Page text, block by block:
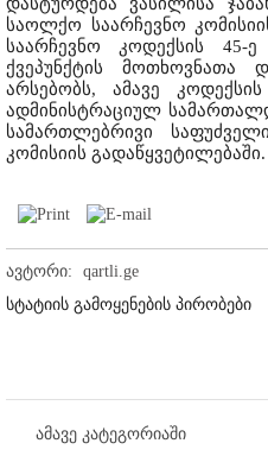
საოლქო საარჩევნო
საარჩევნო კოდექსის 45-
ქვეპუნქტის მოთხოვნათა
არსებობს, ამავე
ადმინისტრაციულ
სამართლებრივი
კომისიის გადაწყვეტილებაში.
ავტორი:
qartli.ge
სტატიის გამოყენების პირობები
ამავე კატეგორიაში